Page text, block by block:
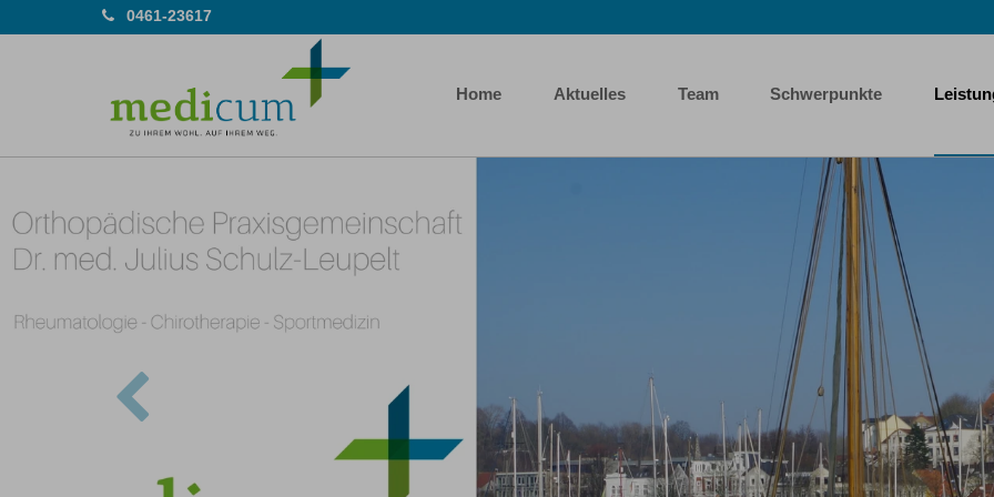
0461-23617
Home Aktuelles Team Schwerpunkte